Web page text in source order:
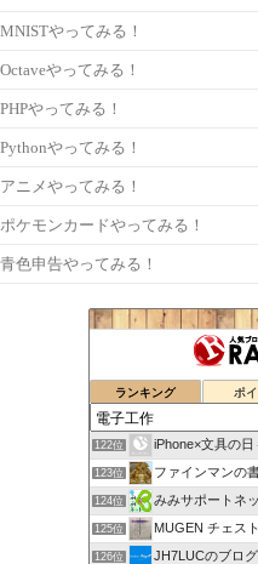
MNISTやってみる！
Octaveやってみる！
PHPやってみる！
Pythonやってみる！
アニメやってみる！
ポケモンカードやってみる！
青色申告やってみる！
ランキング ポ
122位 iPhone×文具の日
123位 ファインマンの
124位 みみサポートネ
125位 MUGEN チェスト
126位 JH7LUCのブログ（パ